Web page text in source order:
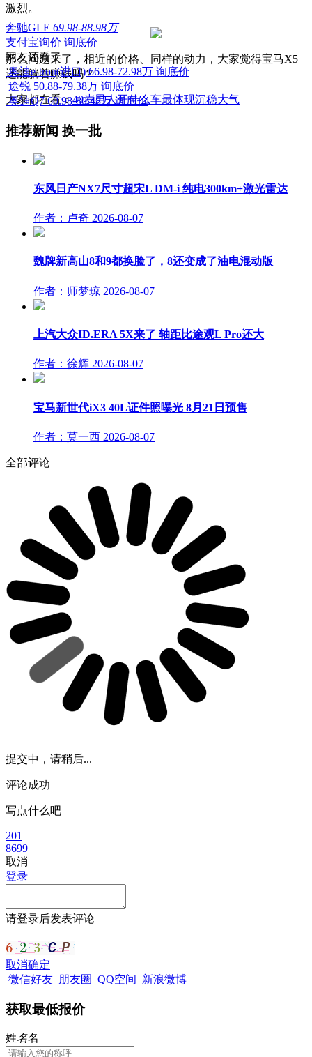
激烈。
那么问题来了，相近的价格、同样的动力，大家觉得宝马X5
还能躺着赚钱吗？
大家都在看：40岁男人开什么车最体现沉稳大气
奔驰GLE 69.98-88.98万
支付宝询价 询底价
网友还看了
奥迪e-tron(进口) 66.98-72.98万 询底价
途锐 50.88-79.38万 询底价
奥迪Q7 60.98-80.48万 询底价
推荐新闻 换一批
东风日产NX7尺寸超宋L DM-i 纯电300km+激光雷达
作者：卢奇 2026-08-07
魏牌新高山8和9都换脸了，8还变成了油电混动版
作者：师梦琼 2026-08-07
上汽大众ID.ERA 5X来了 轴距比途观L Pro还大
作者：徐辉 2026-08-07
宝马新世代iX3 40L证件照曝光 8月21日预售
作者：莫一西 2026-08-07
全部评论
提交中，请稍后...
评论成功
写点什么吧
201
8699
取消
登录
请登录后发表评论
取消确定
微信好友 朋友圈 QQ空间 新浪微博
获取最低报价
姓名名